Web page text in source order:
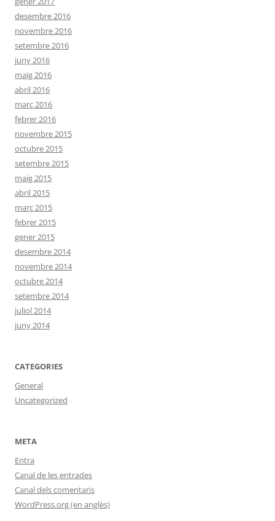
desembre 2016
novembre 2016
setembre 2016
juny 2016
maig 2016
abril 2016
març 2016
febrer 2016
novembre 2015
octubre 2015
setembre 2015
maig 2015
abril 2015
març 2015
febrer 2015
gener 2015
desembre 2014
novembre 2014
octubre 2014
setembre 2014
juliol 2014
juny 2014
CATEGORIES
General
Uncategorized
META
Entra
Canal de les entrades
Canal dels comentaris
WordPress.org (en anglès)